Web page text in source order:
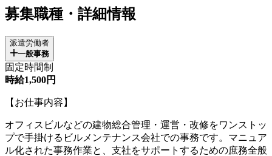
募集職種・詳細情報
派遣労働者
一般事務
固定時間制
時給1,500円
【お仕事内容】
オフィスビルなどの建物総合管理・運営・改修をワンストッ
プで手掛けるビルメンテナンス会社での事務です。マニュア
ル化された事務作業と、支社をサポートするための庶務全般